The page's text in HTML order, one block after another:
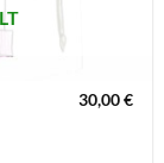
30,00€